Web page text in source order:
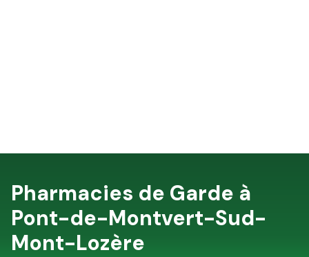
Pharmacies de Garde à
Pont-de-Montvert-Sud-
Mont-Lozère